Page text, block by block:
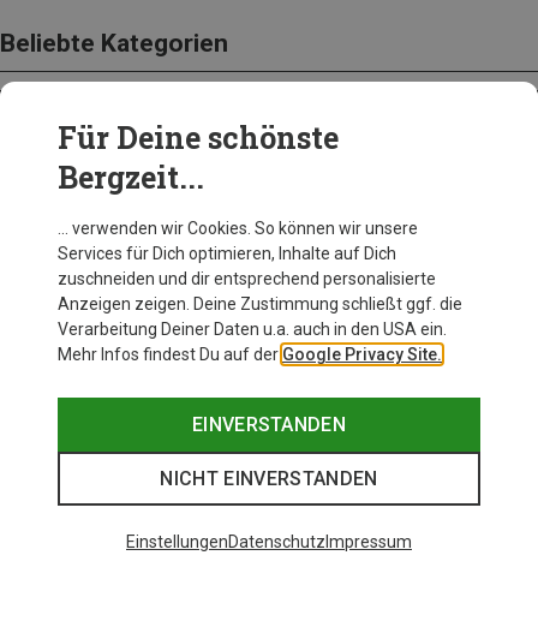
Beliebte Kategorien
BEKLEIDUNG
Für Deine schönste
Bergzeit...
… verwenden wir Cookies. So können wir unsere
Services für Dich optimieren, Inhalte auf Dich
zuschneiden und dir entsprechend personalisierte
Anzeigen zeigen. Deine Zustimmung schließt ggf. die
Verarbeitung Deiner Daten u.a. auch in den USA ein.
Mehr Infos findest Du auf der Google Privacy Site.
EINVERSTANDEN
NICHT EINVERSTANDEN
EinstellungenDatenschutz Impressum